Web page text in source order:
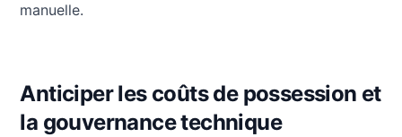
manuelle.
Anticiper les coûts de possession et
la gouvernance technique